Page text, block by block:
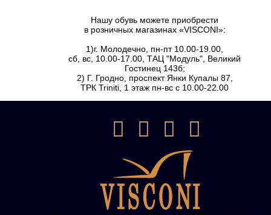
Нашу обувь можете приобрести
в розничных магазинах «VISCONI»:
1)г. Молодечно, пн-пт 10.00-19.00,
сб, вс, 10.00-17.00, ТАЦ "Модуль", Великий
Гостинец 143б;
2) Г. Гродно, проспект Янки Купалы 87,
ТРК Triniti, 1 этаж пн-вс с 10.00-22.00